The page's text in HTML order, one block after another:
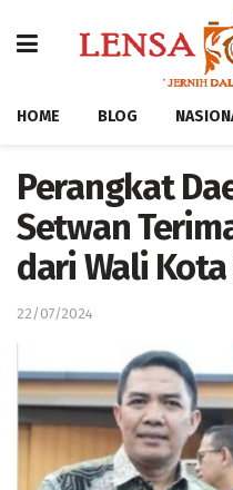
HOME BLOG
Perangkat
Setwan
dari Wali
22/07/2024